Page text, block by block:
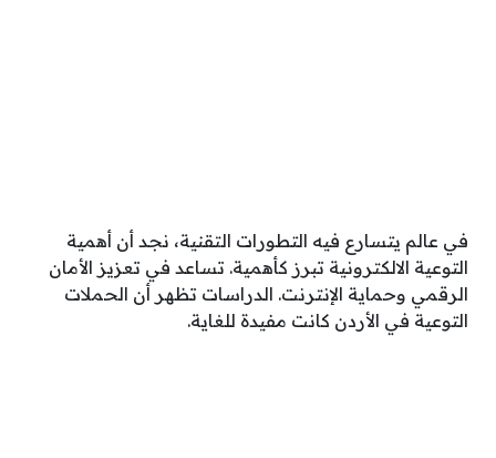
في عالم يتسارع فيه التطورات التقنية، نجد أن أهمية
التوعية الالكترونية تبرز كأهمية. تساعد في تعزيز الأمان
الرقمي وحماية الإنترنت. الدراسات تظهر أن الحملات
التوعية في الأردن كانت مفيدة للغاية.